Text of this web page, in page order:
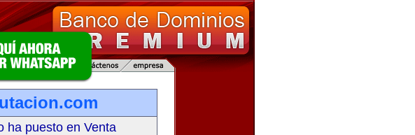
ha puesto en Venta